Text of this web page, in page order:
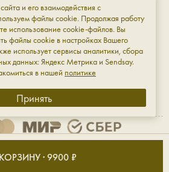
· 9900 ₽
«Галерея» 3 этаж
ст. м. «Площадь Восстания»
23:00
и его взаимодействия с
файлы cookie. Продолжая работу
использование cookie-файлов. Вы
файлы cookie в настройках Вашего
использует сервисы аналитики, сбора
данных: Яндекс Метрика и Sendsay.
в нашей политике
Принять